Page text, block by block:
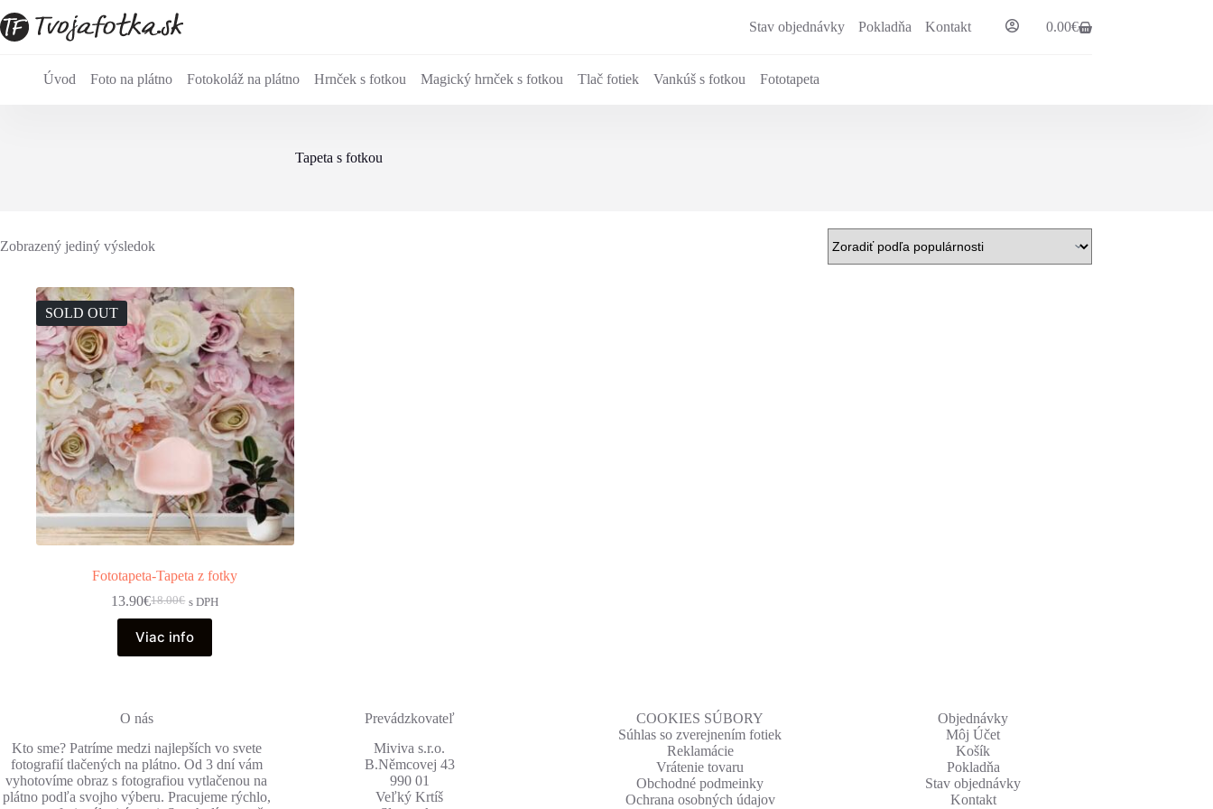
to
content
Stav objednávky Pokladňa Kontakt
Shopping
0.00€
Úvod Foto na plátno Fotokoláž na plátno Hrnček s fotkou Magický hrnček s fotkou Tlač fotiek Vankúš s fotkou Fototapeta
Tapeta s fotkou
Zobrazený jediný výsledok
SOLD OUT
Fototapeta-Tapeta z fotky
18.00€
Pôvodná
cena
bola:
18.00€.
13.90€Aktuálna
cena
je:
13.90€.
s DPH
Viac info
O nás
Kto sme? Patríme medzi najlepších vo svete
fotografií tlačených na plátno. Od 3 dní vám
vyhotovíme obraz s fotografiou vytlačenou na
plátno podľa svojho výberu. Pracujeme rýchlo,
Prevádzkovateľ
Miviva s.r.o.
B.Němcovej 43
990 01
Veľký Krtíš
COOKIES SÚBORY
Súhlas so zverejnením fotiek
Reklamácie
Vrátenie tovaru
Obchodné podmeinky
Ochrana osobných údajov
Objednávky
Môj Účet
Košík
Pokladňa
Stav objednávky
Kontakt